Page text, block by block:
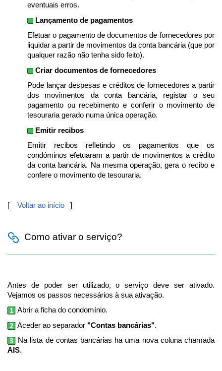
eventuais erros.
Lançamento de pagamentos
Efetuar o pagamento de documentos de fornecedores por
liquidar a partir de movimentos da conta bancária (que por
qualquer razão não tenha sido feito).
Criar documentos de fornecedores
Pode lançar despesas e créditos de fornecedores a partir
dos movimentos da conta bancária, registar o seu
pagamento ou recebimento e conferir o movimento de
tesouraria gerado numa única operação.
Emitir recibos
Emitir recibos refletindo os pagamentos que os
condóminos efetuaram a partir de movimentos a crédito
da conta bancária. Na mesma operação, gera o recibo e
confere o movimento de tesouraria.
[ Voltar ao início ]
Como ativar o serviço?
Antes de poder ser utilizado, o serviço deve ser ativado.
Vejamos os passos necessários à sua ativação.
Abrir a ficha do condomínio.
Aceder ao separador "Contas bancárias".
Na lista de contas bancárias ha uma nova coluna chamada
AIS.